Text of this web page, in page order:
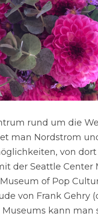
rund um die
man Nordstrom
von dort
der Seattle Center
of Pop
von Frank Gehry
Museums kann man